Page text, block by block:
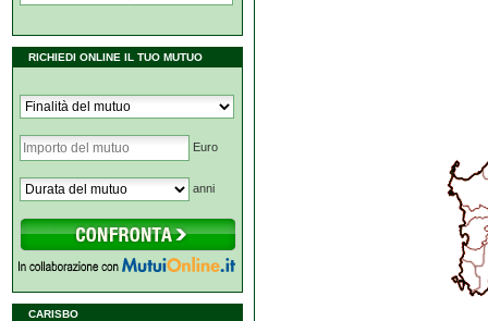
RICHIEDI ONLINE IL TUO MUTUO
Euro
anni
CARISBO